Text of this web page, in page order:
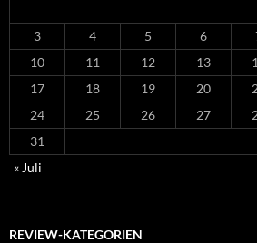
3
4 5 6
10
11 12 13
17
18 19 20
24
25 26 27
31
« Juli
REVIEW-KATEGORIEN